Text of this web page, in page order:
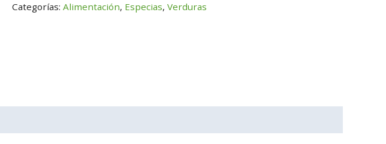
Categorías: Alimentación, Especias, Verduras